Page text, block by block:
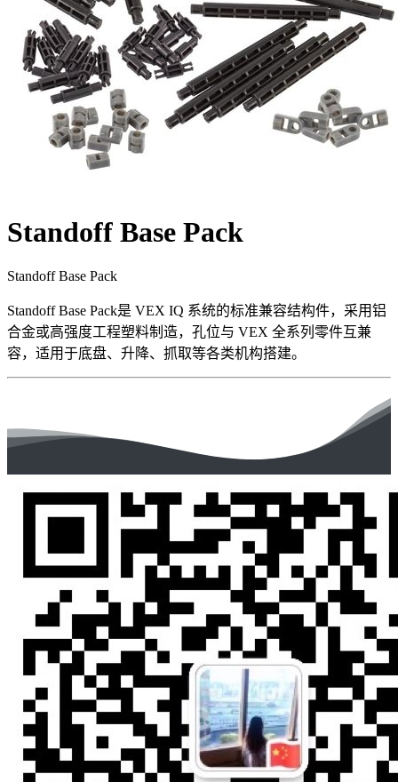
Standoff Base Pack
Standoff Base Pack
Standoff Base Pack是 VEX IQ 系统的标准兼容结构件，采用铝
合金或高强度工程塑料制造，孔位与 VEX 全系列零件互兼
容，适用于底盘、升降、抓取等各类机构搭建。